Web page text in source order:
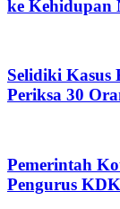
ke Kehidupan
Selidiki Kasus
Periksa 30
Pemerintah
Pengurus